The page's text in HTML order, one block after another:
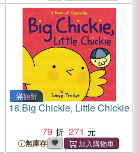
滿額折
16.Big Chickie, Little Chickie
79
271
無庫存